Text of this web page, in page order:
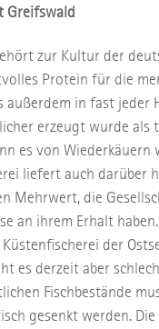
Greifswald
zur Kultur der
Protein für die
außerdem in fast jeder
erzeugt wurde als
es von
liefert auch darüber
Mehrwert, die
an ihrem Erhalt
der
es derzeit aber
Fischbestände
gesenkt werden.